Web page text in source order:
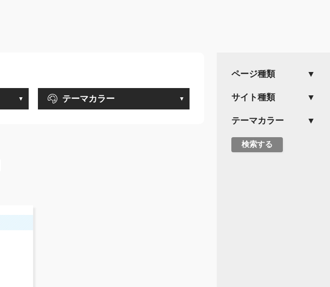
テーマカラー
ページ種類
サイト種類
テーマカラー
検索する